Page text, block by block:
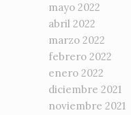
mayo 2022
abril 2022
marzo 2022
febrero 2022
enero 2022
diciembre 2021
noviembre 2021